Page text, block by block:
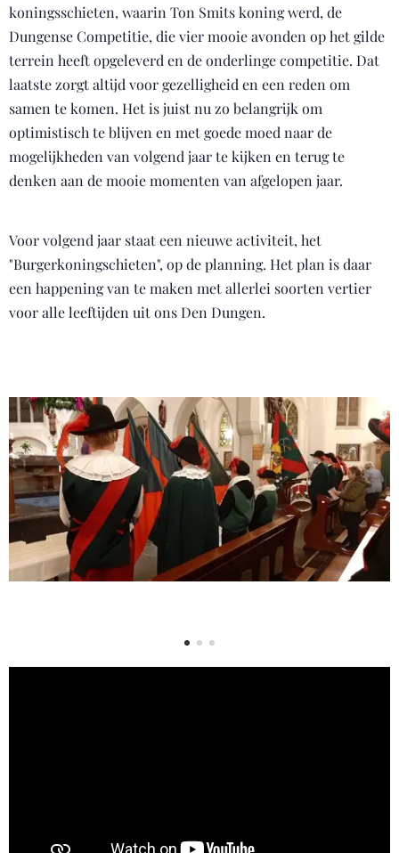
koningsschieten, waarin Ton Smits koning werd, de
Dungense Competitie, die vier mooie avonden op het gilde
terrein heeft opgeleverd en de onderlinge competitie. Dat
laatste zorgt altijd voor gezelligheid en een reden om
samen te komen. Het is juist nu zo belangrijk om
optimistisch te blijven en met goede moed naar de
mogelijkheden van volgend jaar te kijken en terug te
denken aan de mooie momenten van afgelopen jaar.
Voor volgend jaar staat een nieuwe activiteit, het
"Burgerkoningschieten", op de planning. Het plan is daar
een happening van te maken met allerlei soorten vertier
voor alle leeftijden uit ons Den Dungen.